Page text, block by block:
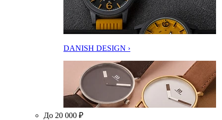
DANISH DESIGN ›
До 20 000 ₽